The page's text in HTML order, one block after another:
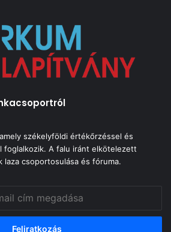
székelyföldi értékőrzéssel és
foglalkozik. A falu iránt elkötelezett
laza csoportosulása és fóruma.